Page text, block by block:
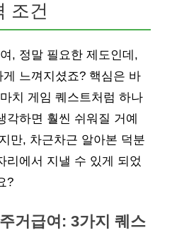
조건
, 정말 필요한 제도인데,
느껴지셨죠? 핵심은 바
치 게임 퀘스트처럼 하나
각하면 훨씬 쉬워질 거예
만, 차근차근 알아본 덕분
리에서 지낼 수 있게 되었
?
거급여: 3가지 퀘스